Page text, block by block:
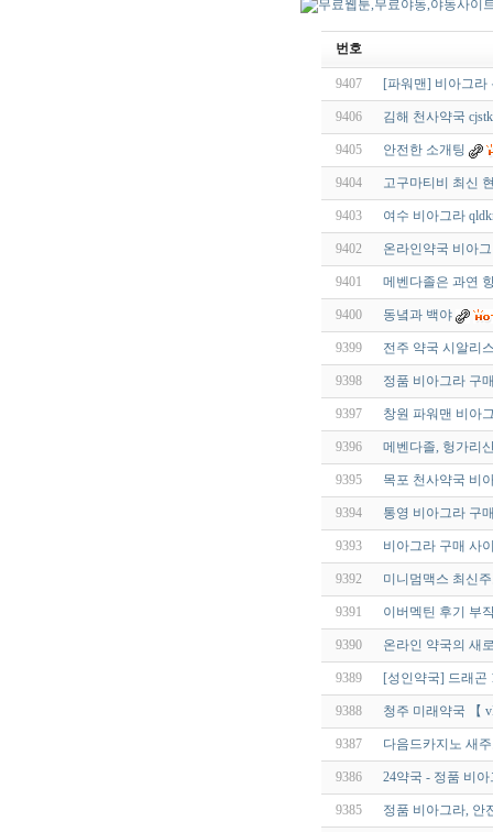
번호
9407 [파워맨] 비아그라
9406 김해 천사약국
9405 안전한 소개팅
9404 고구마티비 최신
9403 여수 비아그라
9402 온라인약국 비아
9401 메벤다졸은 과연
9400 동녘과 백야
9399 전주 약국 시알리
9398 정품 비아그라 구
9397 창원 파워맨 비아
9396 메벤다졸, 헝가리
9395 목포 천사약국 비
9394 통영 비아그라 구
9393 비아그라 구매 사
9392 미니멈맥스 최신
9391 이버멕틴 후기 부
9390 온라인 약국의 새
9389 [성인약국] 드래곤
9388 청주 미래약국 【
9387 다음드카지노 새
9386 24약국 - 정품 비
9385 정품 비아그라, 안